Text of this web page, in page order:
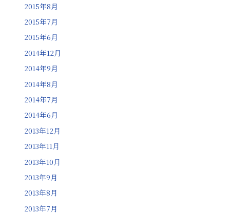
2015年8月
2015年7月
2015年6月
2014年12月
2014年9月
2014年8月
2014年7月
2014年6月
2013年12月
2013年11月
2013年10月
2013年9月
2013年8月
2013年7月